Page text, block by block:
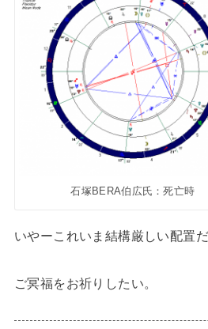
石塚BERA伯広氏：死亡時
いやーこれいま結構厳しい配置だ
ご冥福をお祈りしたい。